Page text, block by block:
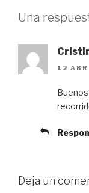
Una
12
Deja un